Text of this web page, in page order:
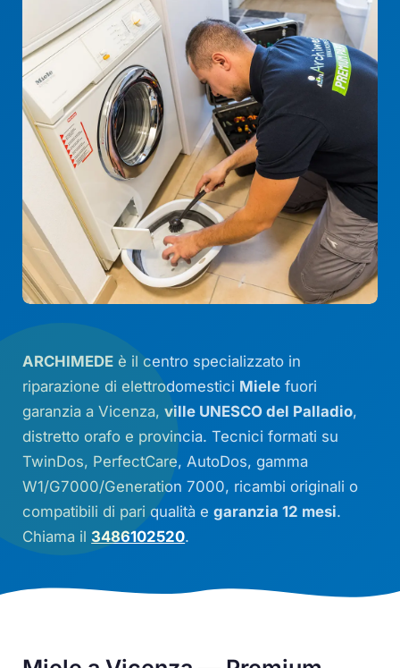
ARCHIMEDE è il centro specializzato in
riparazione di elettrodomestici Miele fuori
garanzia a Vicenza,ville UNESCO del Palladio,
distretto orafo e provincia. Tecnici formati su
TwinDos, PerfectCare,AutoDos, gamma
W1/G7000/Generation 7000, ricambi originali o
compatibili di pari qualità egaranzia 12 mesi.
Chiama il 3486102520.